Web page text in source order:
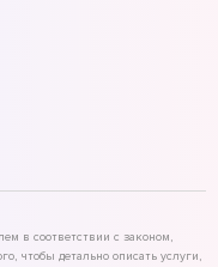
в соответствии с законом,
чтобы детально описать услуги,